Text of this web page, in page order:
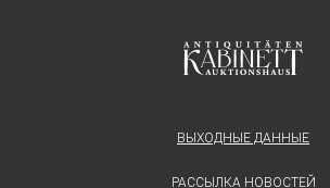
ВЫХОДНЫЕ ДАННЫЕ
РАССЫЛКА НОВОСТЕЙ